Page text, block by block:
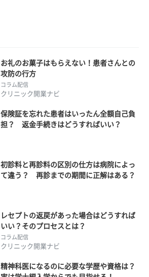
お礼のお菓子はもらえない！患者さんとの
攻防の行方
コラム配信
クリニック開業ナビ
保険証を忘れた患者はいったん全額自己負
担？ 返金手続きはどうすればいい？
初診料と再診料の区別の仕方は病院によっ
て違う？ 再診までの期間に正解はある？
レセプトの返戻があった場合はどうすれば
いい？そのプロセスとは？
コラム配信
クリニック開業ナビ
精神科医になるのに必要な学歴や資格は？